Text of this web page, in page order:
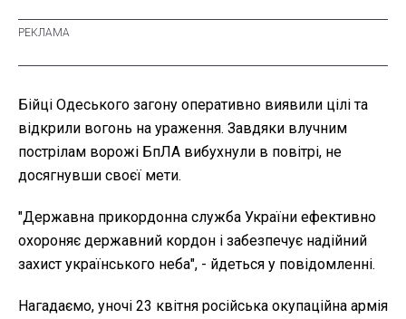
Бійці Одеського загону оперативно виявили цілі та
відкрили вогонь на ураження. Завдяки влучним
пострілам ворожі БпЛА вибухнули в повітрі, не
досягнувши своєї мети.
"Державна прикордонна служба України ефективно
охороняє державний кордон і забезпечує надійний
захист українського неба", - йдеться у повідомленні.
Нагадаємо, уночі 23 квітня російська окупаційна армія